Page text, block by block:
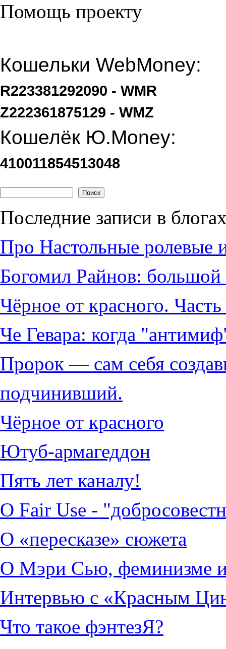
Помощь проекту
Кошельки WebMoney:
R223381292090 - WMR
Z222361875129 - WMZ
Кошелёк Ю.Money:
410011854513048
Последние записи в
Про Настольные
Богомил Райнов:
Чёрное от красного.
Че Гевара: когда
Пророк — сам себя
подчинивший.
Чёрное от красного
Ютуб-армагеддон
Пять лет каналу!
О Fair Use -
О «пересказе» сюжета
О Мэри Сью, феминизме и
Интервью с «Красным
Что такое фэнтезЯ?